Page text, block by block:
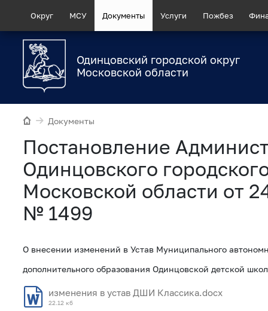
Округ МСУ Документы Услуги Пожбез
Одинцовский городской округ
Московской области
Документы
Постановление
Одинцовского
Московской области от
№ 1499
О внесении изменений в Устав Муниципального
дополнительного образования Одинцовской детской
изменения в устав ДШИ Классика.docx
22.12 кб